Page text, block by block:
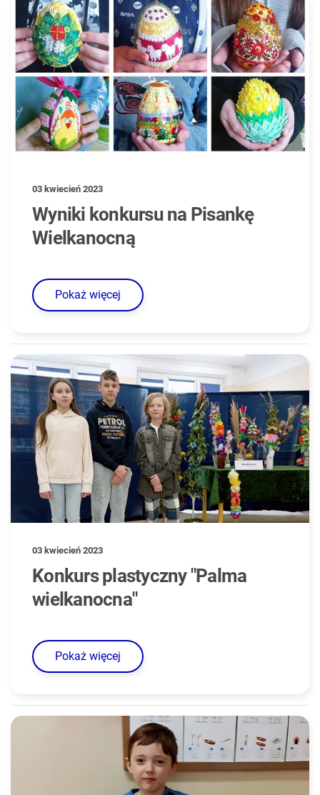
03 kwiecień 2023
Wyniki konkursu na Pisankę
Wielkanocną
Pokaż więcej
03 kwiecień 2023
Konkurs plastyczny "Palma
wielkanocna"
Pokaż więcej